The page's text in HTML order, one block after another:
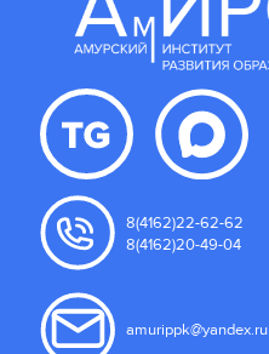
8(4162)22-62-62
8(4162)20-49-04
amurippk@yandex.ru